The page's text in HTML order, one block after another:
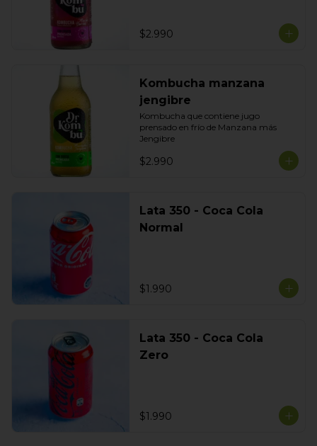
$2.990
Kombucha manzana
jengibre
Kombucha que contiene jugo
prensado en frío de Manzana más
Jengibre
$2.990
Lata 350 - Coca Cola
Normal
$1.990
Lata 350 - Coca Cola
Zero
$1.990